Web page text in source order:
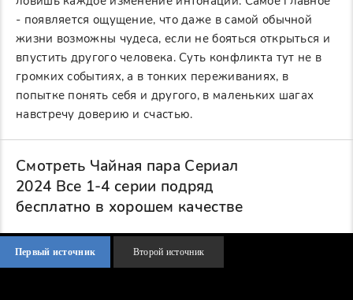
- появляется ощущение, что даже в самой обычной
жизни возможны чудеса, если не бояться открыться и
впустить другого человека. Суть конфликта тут не в
громких событиях, а в тонких переживаниях, в
попытке понять себя и другого, в маленьких шагах
навстречу доверию и счастью.
Смотреть Чайная пара Сериал
2024 Все 1-4 серии подряд
бесплатно в хорошем качестве
Первый источник Второй источник